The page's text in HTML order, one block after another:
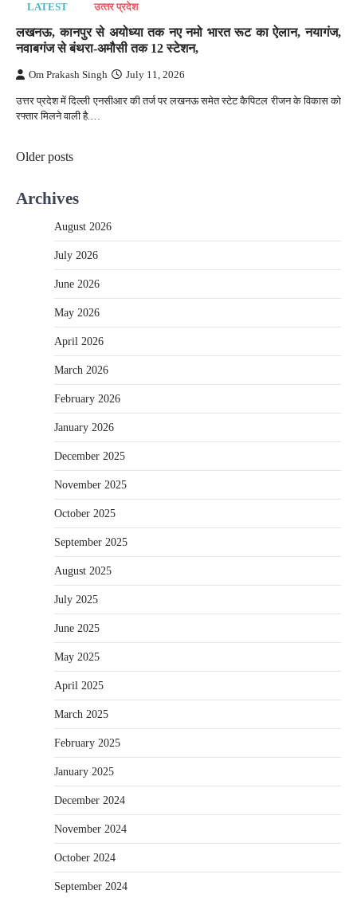
LATEST उत्‍तर प्रदेश
लखनऊ, कानपुर से अयोध्या तक नए नमो भारत रूट का ऐलान, नयागंज,
नवाबगंज से बंथरा-अमौसी तक 12 स्टेशन,
Om Prakash Singh July 11, 2026
उत्तर प्रदेश में दिल्ली एनसीआर की तर्ज पर लखनऊ समेत स्टेट कैपिटल रीजन के विकास को
रफ्तार मिलने वाली है.…
Posts
Older posts
Archives
August 2026
July 2026
June 2026
May 2026
April 2026
March 2026
February 2026
January 2026
December 2025
November 2025
October 2025
September 2025
August 2025
July 2025
June 2025
May 2025
April 2025
March 2025
February 2025
January 2025
December 2024
November 2024
October 2024
September 2024